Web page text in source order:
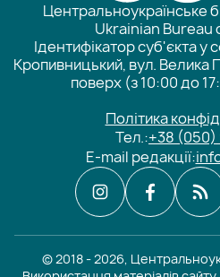
Центральноукраїнське
Ukrainian Bureau
Ідентифікатор суб'єкта у
Кропивницький, вул. Велика
поверх (з 10:00 до
Політика
Тел.:+38 (050)
E-mail редакції:
© 2018 - 2026,